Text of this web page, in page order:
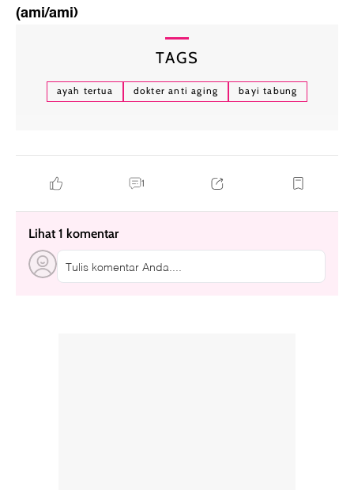
(ami/ami)
TAGS
ayah tertua dokter anti aging bayi tabung
1
Lihat 1 komentar
Tulis komentar Anda....